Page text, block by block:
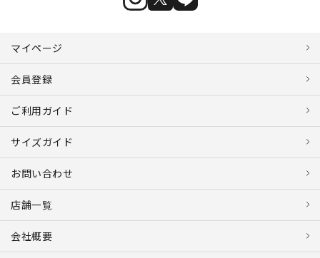
マイページ
会員登録
ご利用ガイド
サイズガイド
お問い合わせ
店舗一覧
会社概要